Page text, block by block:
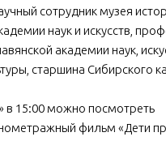
сотрудник музея
наук и искусств,
академии наук,
старшина Сибирского
в 15:00 можно посмотреть
фильм «Дети